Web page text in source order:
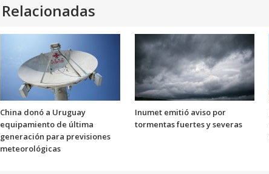
Relacionadas
China donó a Uruguay
equipamiento de última
generación para previsiones
meteorológicas
Inumet emitió aviso por
tormentas fuertes y severas